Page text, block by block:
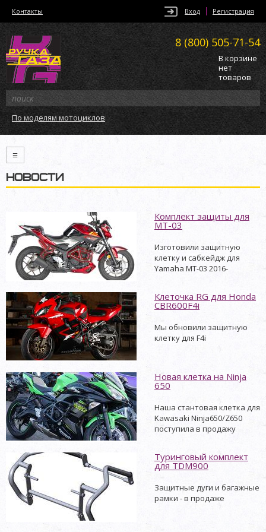
Вход Регистрация
Контакты
8 (800) 505-71-54
В корзине
нет
товаров
По моделям мотоциклов
≡
НОВОСТИ
Комплект защиты для
MT-03
Изготовили защитную
клетку и сабкейдж для
Yamaha MT-03 2016-
Клеточка RG для Honda
CBR600F4i
Мы обновили защитную
клетку для F4i
Новая клетка на Ninja
650
Наша стантовая клетка для
Kawasaki Ninja650/Z650
поступила в продажу
Туринговый комплект
для TDM900
Защитные дуги и багажные
рамки - в продаже